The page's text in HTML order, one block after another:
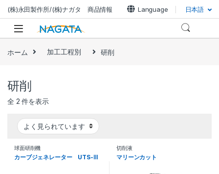
ナビゲーションにジャンプ
コンテンツへスキップ
(株)永田製作所/(株)ナガタ 商品情報 Language 日本語
ホーム 加工工程別 研削
研削
全 2 件を表示
球面研削機
カーブジェネレーター UTS-Ⅲ
切削液
マリーンカット